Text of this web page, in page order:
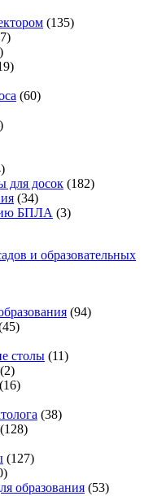
(135)
(60)
для досок (182)
(34)
БПЛА (3)
и образовательных
(94)
столы (11)
(2)
(16)
(38)
(128)
(127)
образования (53)